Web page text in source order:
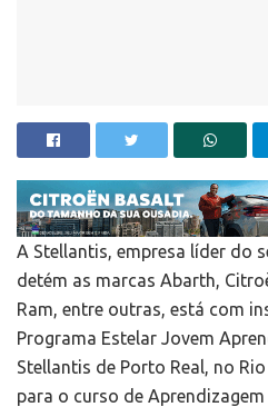
A Stellantis, empresa líder do
detém as marcas Abarth,
Ram, entre outras, está com
Programa Estelar Jovem
Stellantis de Porto Real, no
para o curso de